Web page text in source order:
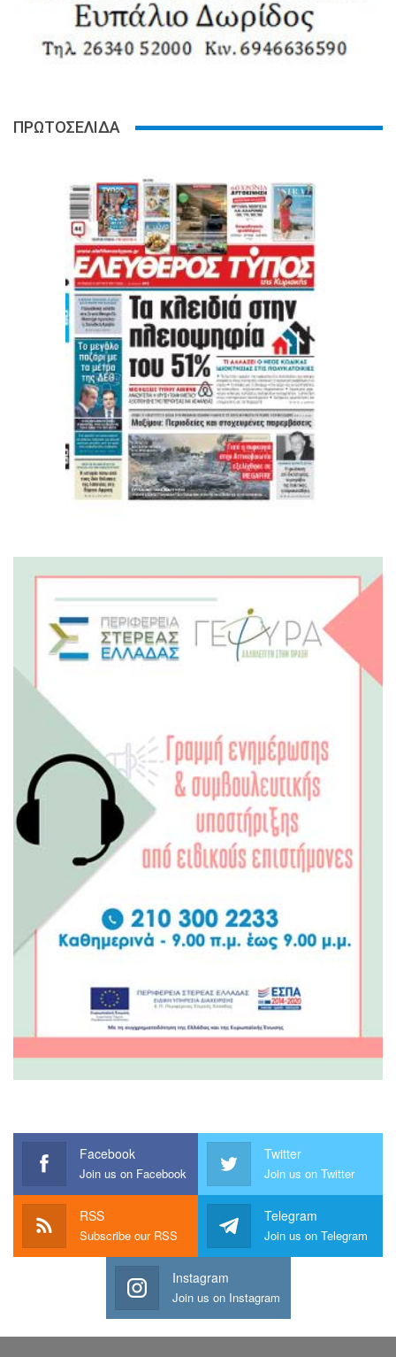
ΠΡΩΤΟΣΕΛΙΔΑ
Facebook
Join us on Facebook
Twitter
Join us on Twitter
RSS
Subscribe our RSS
Telegram
Join us on Telegram
Instagram
Join us on Instagram